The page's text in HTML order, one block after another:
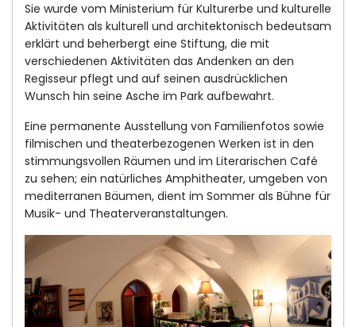
Sie wurde vom Ministerium für Kulturerbe und kulturelle
Aktivitäten als kulturell und architektonisch bedeutsam
erklärt und beherbergt eine Stiftung, die mit
verschiedenen Aktivitäten das Andenken an den
Regisseur pflegt und auf seinen ausdrücklichen
Wunsch hin seine Asche im Park aufbewahrt.
Eine permanente Ausstellung von Familienfotos sowie
filmischen und theaterbezogenen Werken ist in den
stimmungsvollen Räumen und im Literarischen Café
zu sehen; ein natürliches Amphitheater, umgeben von
mediterranen Bäumen, dient im Sommer als Bühne für
Musik- und Theaterveranstaltungen.